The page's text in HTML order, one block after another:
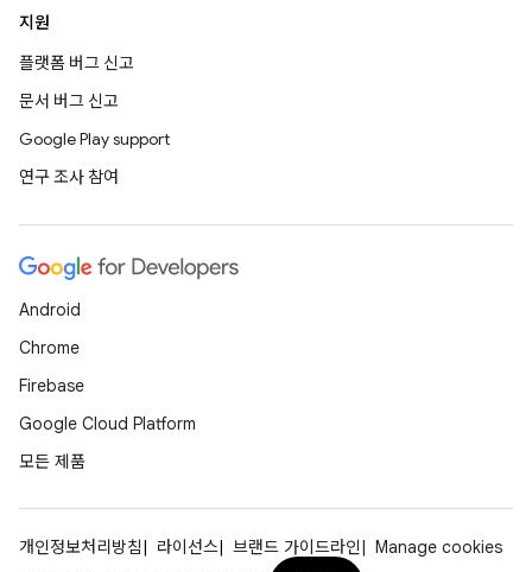
지원
플랫폼 버그 신고
문서 버그 신고
Google Play support
연구 조사 참여
Android
Chrome
Firebase
Google Cloud Platform
모든 제품
개인정보처리방침 라이선스 브랜드 가이드라인
Manage cookies